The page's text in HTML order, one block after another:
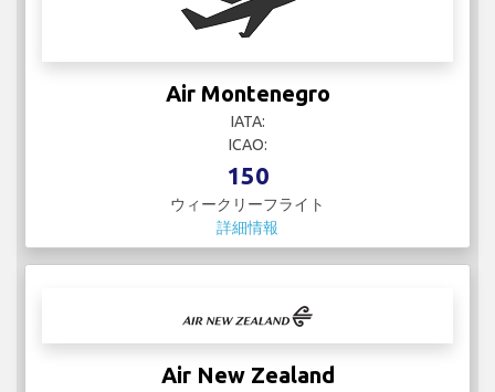
Air Montenegro
IATA:
ICAO:
150
ウィークリーフライト
詳細情報
Air New Zealand